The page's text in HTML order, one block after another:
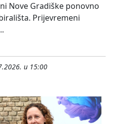
Nove Gradiške ponovno
Prijevremeni
u 15:00